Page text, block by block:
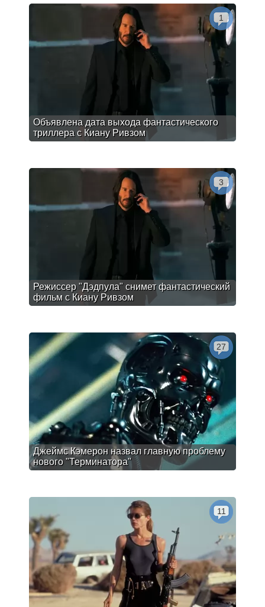
Объявлена дата выхода фантастического
триллера с Киану Ривзом
1
Режиссер "Дэдпула" снимет фантастический
фильм с Киану Ривзом
3
Джеймс Кэмерон назвал главную проблему
нового "Терминатора"
27
11